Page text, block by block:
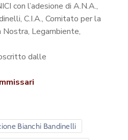
con l’adesione di A.N.A.,
C.I.A., Comitato per la
Legambiente,
dalle
Bianchi Bandinelli